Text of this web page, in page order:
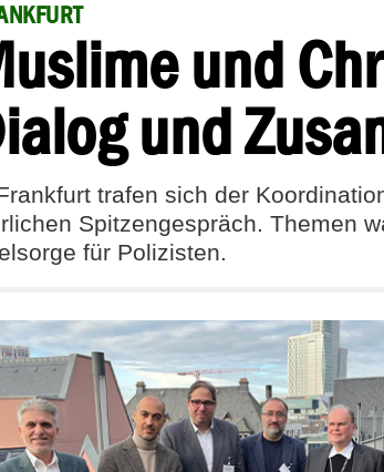
und
und
trafen sich der
Spitzengespräch. Themen
für Polizisten.